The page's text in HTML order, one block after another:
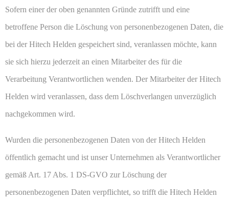
Sofern einer der oben genannten Gründe zutrifft und eine
betroffene Person die Löschung von personenbezogenen Daten, die
bei der Hitech Helden gespeichert sind, veranlassen möchte, kann
sie sich hierzu jederzeit an einen Mitarbeiter des für die
Verarbeitung Verantwortlichen wenden. Der Mitarbeiter der Hitech
Helden wird veranlassen, dass dem Löschverlangen unverzüglich
nachgekommen wird.
Wurden die personenbezogenen Daten von der Hitech Helden
öffentlich gemacht und ist unser Unternehmen als Verantwortlicher
gemäß Art. 17 Abs. 1 DS-GVO zur Löschung der
personenbezogenen Daten verpflichtet, so trifft die Hitech Helden